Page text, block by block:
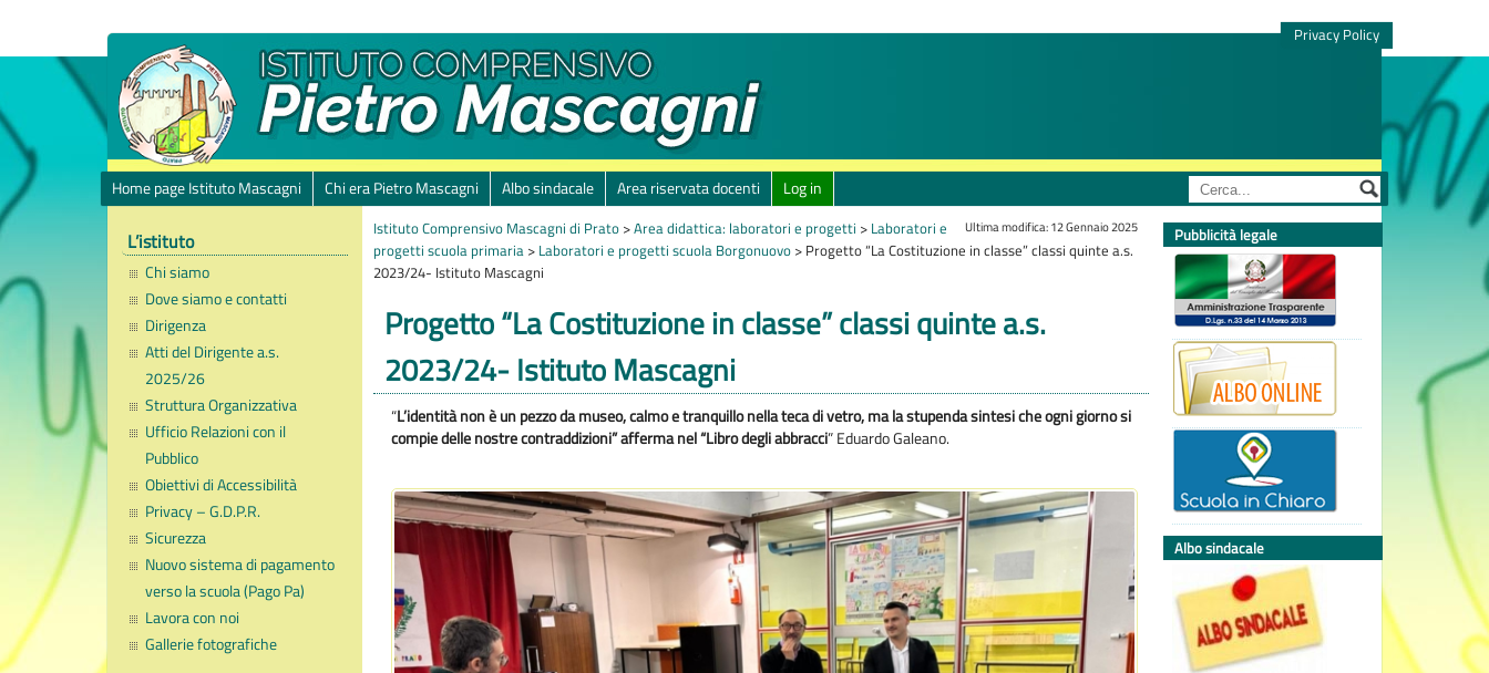
Privacy Policy
Home page Istituto Mascagni Chi era Pietro Mascagni Albo sindacale Area riservata docenti Log in
L’istituto
Chi siamo
Dove siamo e contatti
Dirigenza
Atti del Dirigente a.s.
2025/26
Struttura Organizzativa
Ufficio Relazioni con il
Pubblico
Obiettivi di Accessibilità
Privacy – G.D.P.R.
Sicurezza
Nuovo sistema di pagamento
verso la scuola (Pago Pa)
Lavora con noi
Gallerie fotografiche
Ultima modifica: 12 Gennaio 2025
Istituto Comprensivo Mascagni di Prato >Area didattica: laboratori e progetti > Laboratori e
progetti scuola primaria > Laboratori e progetti scuola Borgonuovo > Progetto “La Costituzione in classe” classi quinte a.s.
2023/24- Istituto Mascagni
Progetto “La Costituzione in classe” classi quinte a.s.
2023/24- Istituto Mascagni
“L’identità non è un pezzo da museo, calmo e tranquillo nella teca di vetro, ma la stupenda sintesi che ogni giorno si
compie delle nostre contraddizioni” afferma nel “Libro degli abbracci” Eduardo Galeano.
Pubblicità legale
Albo sindacale